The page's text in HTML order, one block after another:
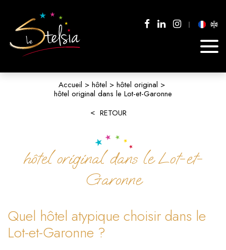
Accueil hôtel
hôtel original
hôtel original dans le Lot-et-Garonne
RETOUR
hôtel original dans le Lot-et-
Garonne
Quel hôtel atypique choisir dans le
Lot-et-Garonne ?